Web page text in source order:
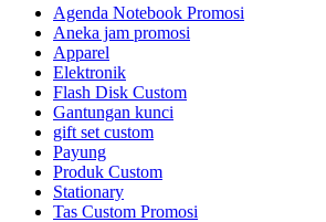
Agenda Notebook Promosi
Aneka jam promosi
Apparel
Elektronik
Flash Disk Custom
Gantungan kunci
gift set custom
Payung
Produk Custom
Stationary
Tas Custom Promosi